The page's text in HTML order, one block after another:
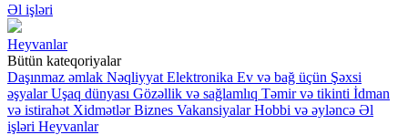
Əl işləri
Heyvanlar
Bütün kateqoriyalar
Daşınmaz əmlak Nəqliyyat Elektronika Ev və bağ üçün Şəxsi
əşyalar Uşaq dünyası Gözəllik və sağlamlıq Təmir və tikinti İdman
və istirahət Xidmətlər Biznes Vakansiyalar Hobbi və əyləncə Əl
işləri Heyvanlar